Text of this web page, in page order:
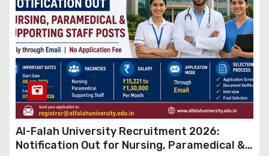
Al-Falah University Recruitment 2026:
Notification Out for Nursing, Paramedical &